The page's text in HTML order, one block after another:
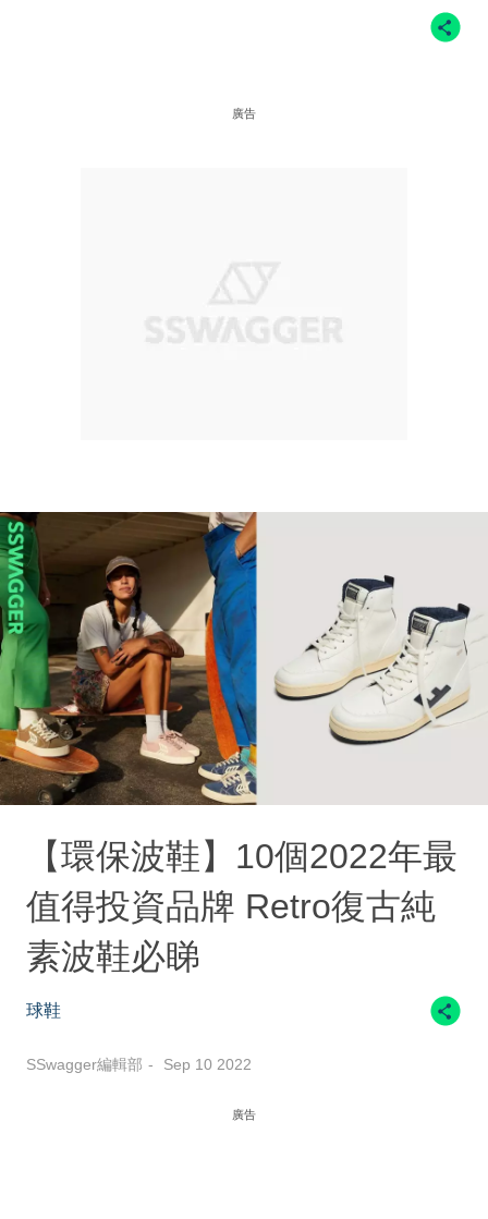
廣告
【環保波鞋】10個2022年最
值得投資品牌 Retro復古純
素波鞋必睇
球鞋
SSwagger編輯部 Sep 10 2022
廣告